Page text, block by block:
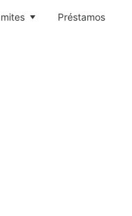
Préstamos